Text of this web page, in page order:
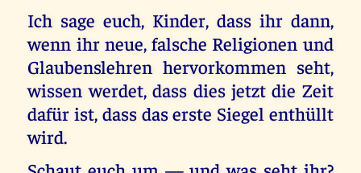
Ich sage euch, Kinder, dass ihr dann,
wenn ihr neue, falsche Religionen und
Glaubenslehren hervorkommen seht,
wissen werdet, dass dies jetzt die Zeit
dafür ist, dass das erste Siegel enthüllt
wird.